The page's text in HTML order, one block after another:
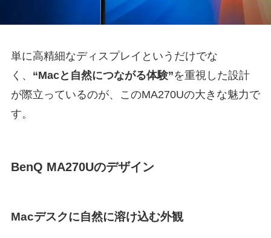
単に高精細なディスプレイというだけでな
く、 “Macと自然につながる体験”を重視した設計
が際立っているのが、このMA270Uの大きな魅力で
す。
BenQ MA270Uのデザイン
Macデスクに自然に溶け込む外観